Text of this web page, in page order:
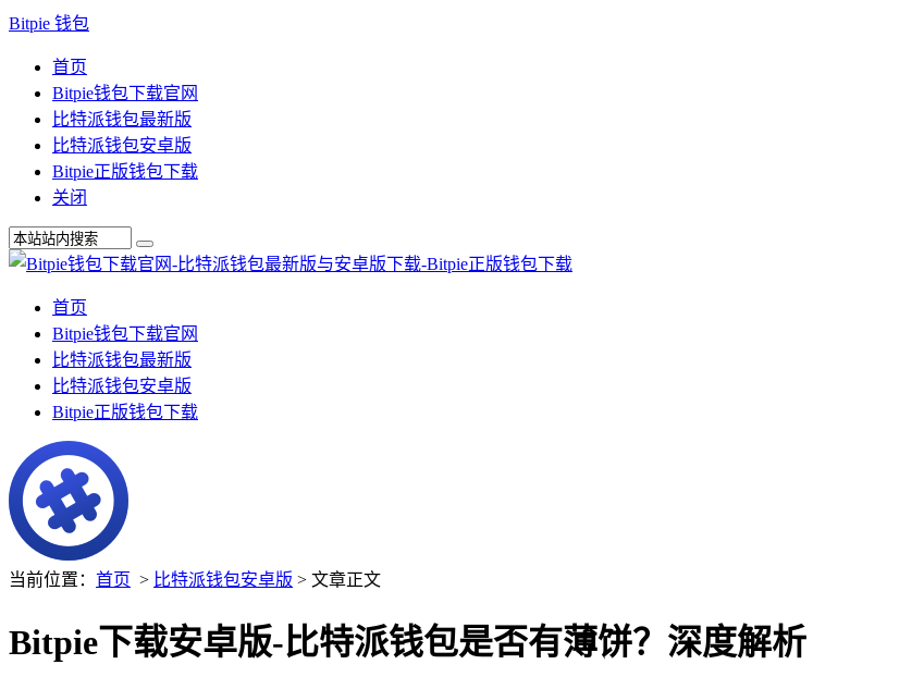
Bitpie 钱包
首页
Bitpie钱包下载官网
比特派钱包最新版
比特派钱包安卓版
Bitpie正版钱包下载
关闭
首页
Bitpie钱包下载官网
比特派钱包最新版
比特派钱包安卓版
Bitpie正版钱包下载
当前位置： 首页 > 比特派钱包安卓版 > 文章正文
Bitpie下载安卓版-比特派钱包是否有薄饼？深度解析